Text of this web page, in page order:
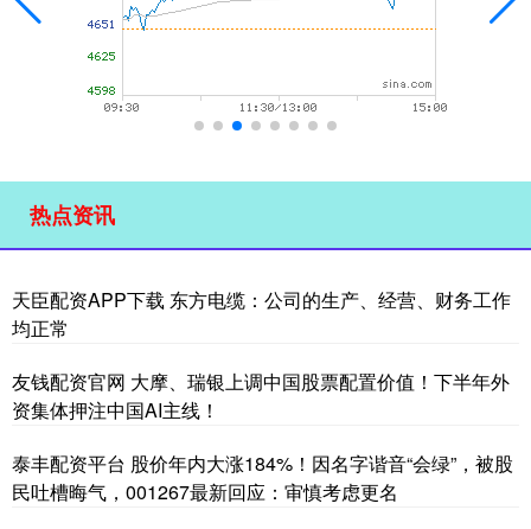
热点资讯
天臣配资APP下载 东方电缆：公司的生产、经营、财务工作
均正常
友钱配资官网 大摩、瑞银上调中国股票配置价值！下半年外
资集体押注中国AI主线！
泰丰配资平台 股价年内大涨184%！因名字谐音“会绿”，被股
民吐槽晦气，001267最新回应：审慎考虑更名